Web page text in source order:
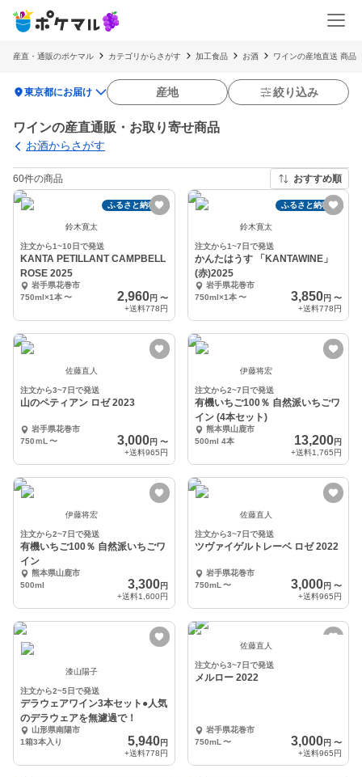
産直・通販のポケマル カテゴリからさがす 加工食品 お酒 ワインの産地直送 商品
location_on東京都にお届け 産地 絞り込み
ワインの産直通販・お取り寄せ商品
お酒からさがす
60件の商品 おすすめ順
ふるさと納税可
鈴木寛太
注文から1~10日で発送
KANTA PETILLANT CAMPBELL
ROSE 2025
岩手県花巻市
750ml×1本〜 2,960円 〜
+送料778円
ふるさと納税可
鈴木寛太
注文から1~7日で発送
かんたはうす 「KANTAWINE」
(赤)2025
岩手県花巻市
750ml×1本 〜 3,850円 〜
+送料778円
佐藤直人
注文から3~7日で発送
山のペティアン ロゼ 2023
岩手県花巻市
750ｍL 〜 3,000円 〜
+送料965円
伊藤将宏
注文から2~7日で発送
有機いちご100％ 自然派いちごワ
イン (4本セット)
熊本県山鹿市
500ml 4本
13,200円
+送料1,765円
伊藤将宏
注文から2~7日で発送
有機いちご100％ 自然派いちごワ
イン
熊本県山鹿市
500ml
3,300円
+送料1,600円
佐藤直人
注文から3~7日で発送
ツヴァイゲルトレーベ ロゼ 2022
岩手県花巻市
750mL 〜 3,000円 〜
+送料965円
漆山陽子
注文から2~5日で発送
デラウェアワイン3本セット●人気
のデラウェアを無濾過で！
山形県南陽市
1箱3本入り
5,940円
+送料778円
佐藤直人
注文から3~7日で発送
メルロー 2022
岩手県花巻市
750mL 〜 3,000円 〜
+送料965円